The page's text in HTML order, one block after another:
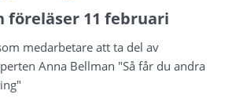
föreläser 11 februari
medarbetare att ta del av
Anna Bellman "Så får du andra